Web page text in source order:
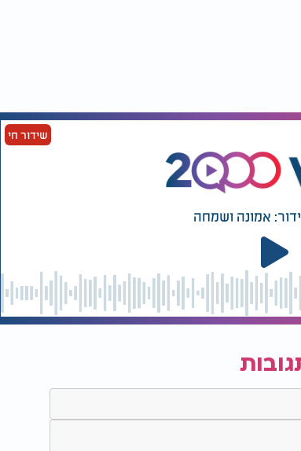
המלחמה היא השבת כל החטופים, החיים
של חיילינו בעזה וללא הסיוע המדיני מארצות
במהלך "הזדמנות נדירה להשיב את הבנים, תוך
כי ההסכם הנוכחי אינו סוף פסוק, אלא פתח
במהלך השבועות האחרונים חל
גישה זו, לדבריהם, אפשרה את פריצת הדרך
וציינו כי
חמאס הוכרח להגיע להסכם
"הישג טקטי בשליטה על מנופי הלחץ", אך
קבע.
שומרים על מוכנות לכל תרחיש, ולדברי גורמי
חידוש הלחימה בכל רגע.
שידור חי
אמונה ושמחה